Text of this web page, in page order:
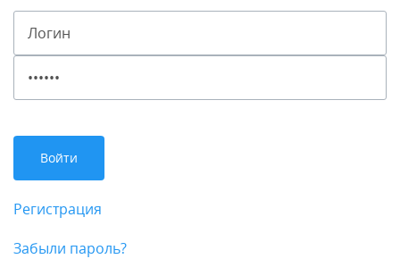
Регистрация
Забыли пароль?